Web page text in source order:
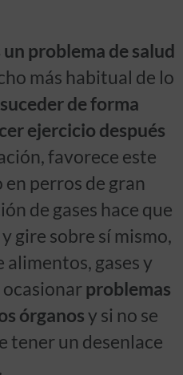
problema de salud
más habitual de lo
suceder de forma
ejercicio después
favorece este
perros de gran
de gases hace que
gire sobre sí mismo,
gases y
ocasionarproblemas
órganosy si no se
tener un desenlace